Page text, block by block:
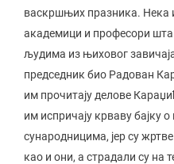
васкршњих празника. Нека
академици и професори шта
људима из њиховог
председник био Радован
им прочитају делове
им испричају крваву бајку
сународницима, јер су
као и они, а страдали су на